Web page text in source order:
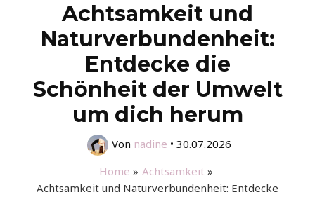
Achtsamkeit und
Naturverbundenheit:
Entdecke die
Schönheit der Umwelt
um dich herum
Von nadine • 30.07.2026
Home
Achtsamkeit
Achtsamkeit und Naturverbundenheit: Entdecke